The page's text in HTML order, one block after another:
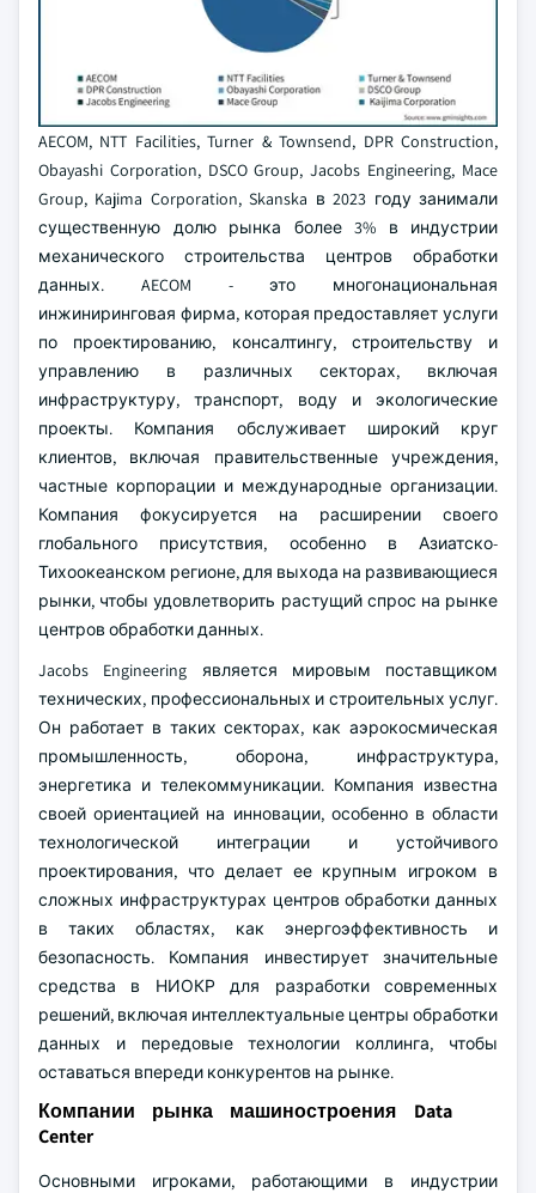
AECOM, NTT Facilities, Turner & Townsend, DPR Construction,
Obayashi Corporation, DSCO Group, Jacobs Engineering, Mace
Group, Kajima Corporation, Skanska в 2023 году занимали
существенную долю рынка более 3% в индустрии
механического строительства центров обработки
данных. AECOM - это многонациональная
инжиниринговая фирма, которая предоставляет услуги
по проектированию, консалтингу, строительству и
управлению в различных секторах, включая
инфраструктуру, транспорт, воду и экологические
проекты. Компания обслуживает широкий круг
клиентов, включая правительственные учреждения,
частные корпорации и международные организации.
Компания фокусируется на расширении своего
глобального присутствия, особенно в Азиатско-
Тихоокеанском регионе, для выхода на развивающиеся
рынки, чтобы удовлетворить растущий спрос на рынке
центров обработки данных.
Jacobs Engineering является мировым поставщиком
технических, профессиональных и строительных услуг.
Он работает в таких секторах, как аэрокосмическая
промышленность, оборона, инфраструктура,
энергетика и телекоммуникации. Компания известна
своей ориентацией на инновации, особенно в области
технологической интеграции и устойчивого
проектирования, что делает ее крупным игроком в
сложных инфраструктурах центров обработки данных
в таких областях, как энергоэффективность и
безопасность. Компания инвестирует значительные
средства в НИОКР для разработки современных
решений, включая интеллектуальные центры обработки
данных и передовые технологии коллинга, чтобы
оставаться впереди конкурентов на рынке.
Компании рынка машиностроения Data
Center
Основными игроками, работающими в индустрии